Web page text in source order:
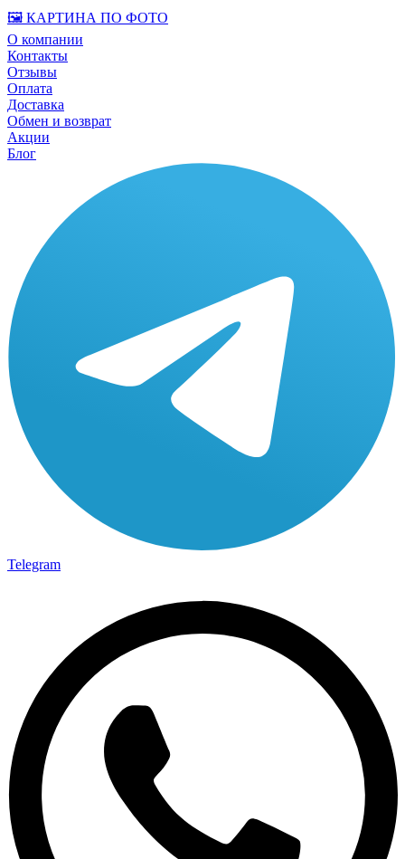
🖼️ КАРТИНА ПО ФОТО
О компании
Контакты
Отзывы
Оплата
Доставка
Обмен и возврат
Акции
Блог
Telegram